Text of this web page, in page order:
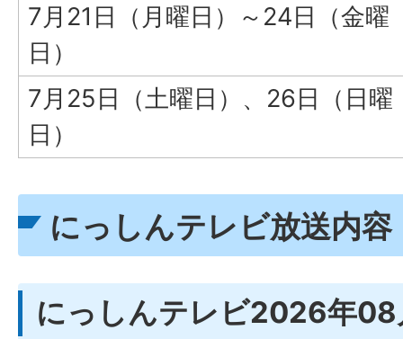
7月21日（月曜日）～24日（金曜
日）
7月25日（土曜日）、26日（日曜
日）
にっしんテレビ放送内容
にっしんテレビ2026年08